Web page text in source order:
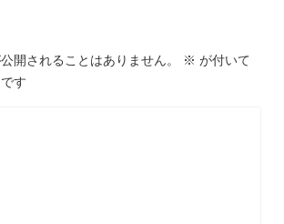
開されることはありません。 ※ が付いて
す